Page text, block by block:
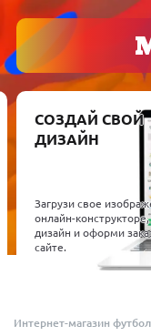
СОЗДАЙ СВОЙ
ДИЗАЙН
Загрузи свое
онлайн-конструкторе,
дизайн и оформи
сайте.
Интернет-магазин